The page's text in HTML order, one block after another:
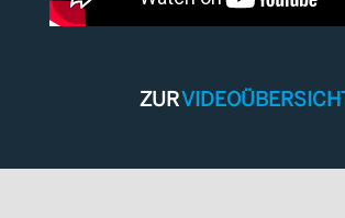
ZURVIDEOÜBERSICHT